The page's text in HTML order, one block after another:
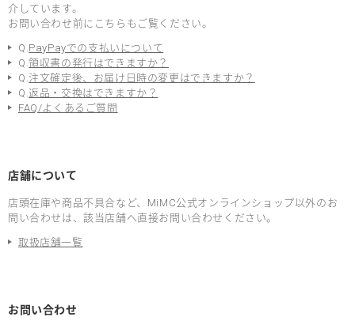
介しています。
お問い合わせ前にこちらもご覧ください。
Q.PayPayでの支払いについて
Q.領収書の発行はできますか？
Q.注文確定後、お届け日時の変更はできますか？
Q.返品・交換はできますか？
FAQ/よくあるご質問
店舗について
店頭在庫や商品不具合など、MiMC公式オンラインショップ以外のお
問い合わせは、該当店舗へ直接お問い合わせください。
取扱店舗一覧
お問い合わせ